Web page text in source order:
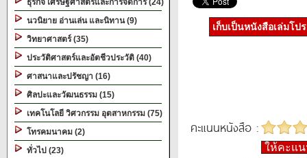
ธุรกิจ เศรษฐศาสตร์และการจัดการ (24)
นวนิยาย อ่านเล่น และนิทาน (9)
วิทยาศาสตร์ (35)
ประวัติศาสตร์และอัตชีวประวัติ (40)
ศาสนาและปรัชญา (16)
ศิลปะและวัฒนธรรม (15)
เทคโนโลยี วิศวกรรม อุตสาหกรรม (75)
โทรคมนาคม (2)
ทั่วไป (23)
เก็บเป็นหนังสือเล่มโป
คะแนนหนังสือ :
ให้คะแ